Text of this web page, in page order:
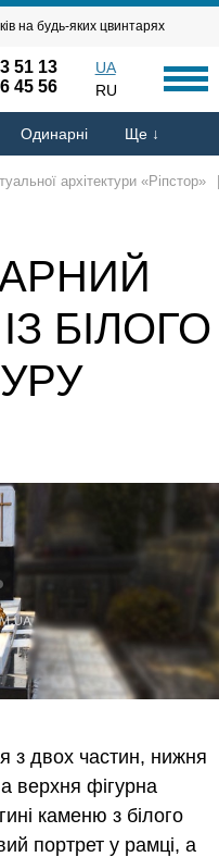
на будь-яких цвинтарях
51 13
45 56
UA
RU
Одинарні Ще ↓
архітектури «Ріпстор»
БІЛОГО
з двох частин, нижня
верхня фігурна
каменю з білого
портрет у рамці, а